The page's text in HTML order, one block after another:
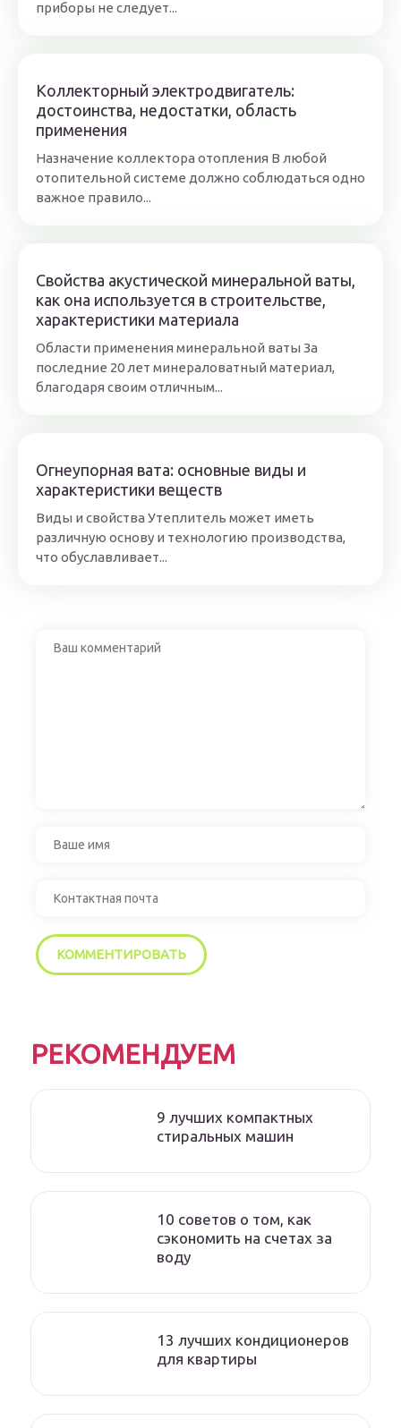
приборы не следует...
Коллекторный электродвигатель:
достоинства, недостатки, область
применения
Назначение коллектора отопления В любой
отопительной системе должно соблюдаться одно
важное правило...
Свойства акустической минеральной ваты,
как она используется в строительстве,
характеристики материала
Области применения минеральной ваты За
последние 20 лет минераловатный материал,
благодаря своим отличным...
Огнеупорная вата: основные виды и
характеристики веществ
Виды и свойства Утеплитель может иметь
различную основу и технологию производства,
что обуславливает...
РЕКОМЕНДУЕМ
9 лучших компактных
стиральных машин
10 советов о том, как
сэкономить на счетах за
воду
13 лучших кондиционеров
для квартиры